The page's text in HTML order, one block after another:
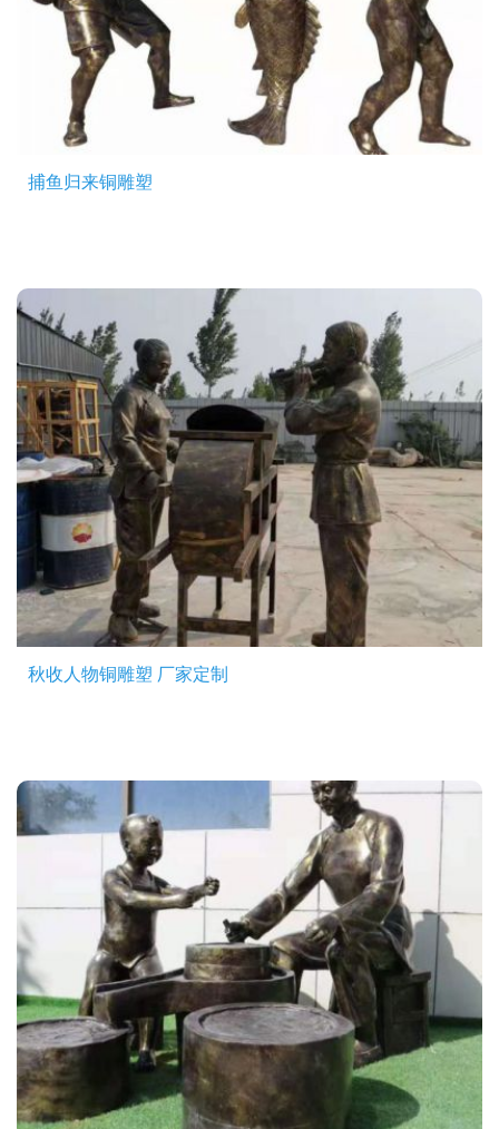
捕鱼归来铜雕塑
秋收人物铜雕塑 厂家定制